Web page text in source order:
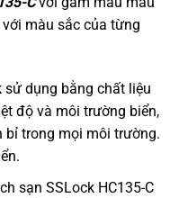
màu sắc của từng
dụng bằng chất liệu
độ và môi trường biển,
bỉ trong mọi môi trường.
sạn SSLock HC135-C